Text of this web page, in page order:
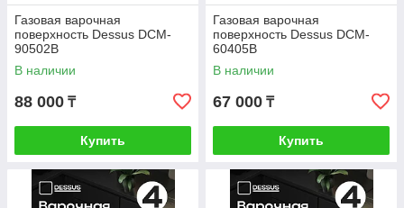
Газовая варочная
поверхность Dessus DCM-
90502B
В наличии
88 000 ₸
Купить
Газовая варочная
поверхность Dessus DCM-
60405B
В наличии
67 000 ₸
Купить